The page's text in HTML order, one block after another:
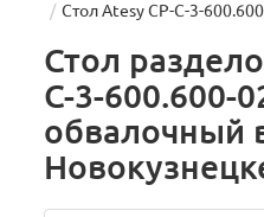
Стол Atesy СР-С-3-
Стол
С-3-600.600-
обвалочный